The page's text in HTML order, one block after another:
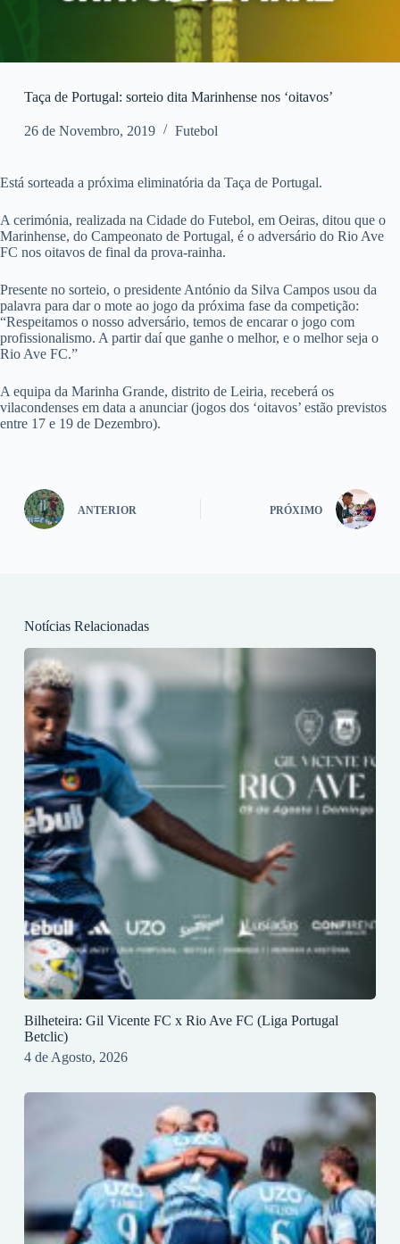
Taça de Portugal: sorteio dita Marinhense nos ‘oitavos’
26 de Novembro, 2019 Futebol
Está sorteada a próxima eliminatória da Taça de Portugal.
A cerimónia, realizada na Cidade do Futebol, em Oeiras, ditou que o
Marinhense, do Campeonato de Portugal, é o adversário do Rio Ave
FC nos oitavos de final da prova-rainha.
Presente no sorteio, o presidente António da Silva Campos usou da
palavra para dar o mote ao jogo da próxima fase da competição:
“Respeitamos o nosso adversário, temos de encarar o jogo com
profissionalismo. A partir daí que ganhe o melhor, e o melhor seja o
Rio Ave FC.”
A equipa da Marinha Grande, distrito de Leiria, receberá os
vilacondenses em data a anunciar (jogos dos ‘oitavos’ estão previstos
entre 17 e 19 de Dezembro).
ANTERIOR PRÓXIMO
Notícias Relacionadas
Bilheteira: Gil Vicente FC x Rio Ave FC (Liga Portugal
Betclic)
4 de Agosto, 2026